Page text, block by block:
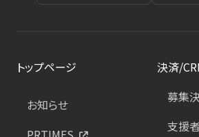
トップページ
お知らせ
決済/
募集
支援